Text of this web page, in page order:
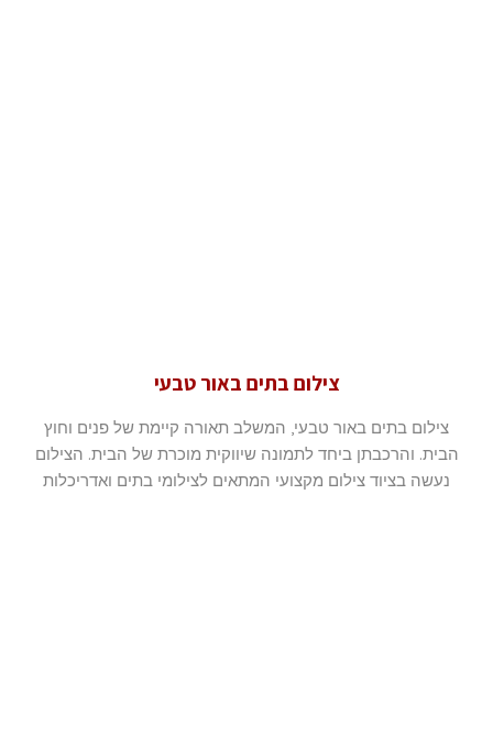
צילום בתים באור טבעי
צילום בתים באור טבעי, המשלב תאורה קיימת של פנים וחוץ
הבית. והרכבתן ביחד לתמונה שיווקית מוכרת של הבית. הצילום
נעשה בציוד צילום מקצועי המתאים לצילומי בתים ואדריכלות